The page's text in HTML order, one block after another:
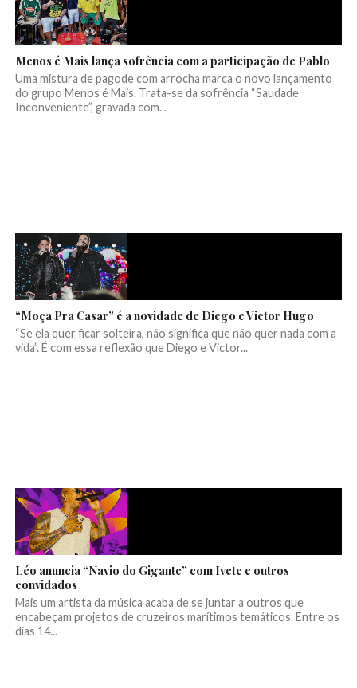
Menos é Mais lança sofrência com a participação de Pablo
Uma mistura de pagode com arrocha marca o novo lançamento
do grupo Menos é Mais. Trata-se da sofrência “Saudade
Inconveniente”, gravada com...
“Moça Pra Casar” é a novidade de Diego e Victor Hugo
“Se ela quer ficar solteira, não significa que não quer nada com a
vida”. É com essa reflexão que Diego e Victor...
Léo anuncia “Navio do Gigante” com Ivete e outros
convidados
Mais um artista da música acaba de se juntar a outros que
encabeçam projetos de cruzeiros marítimos temáticos. Entre os
dias 14...